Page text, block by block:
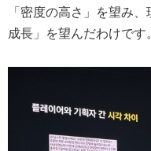
「密度の高さ」を望み
成長」を望んだわけです。